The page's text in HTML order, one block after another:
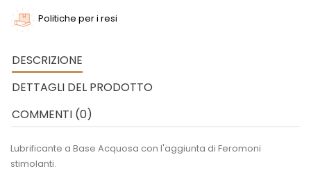
Politiche per i resi
DESCRIZIONE
DETTAGLI DEL PRODOTTO
COMMENTI (0)
Lubrificante a Base Acquosa con l'aggiunta di Feromoni
stimolanti.